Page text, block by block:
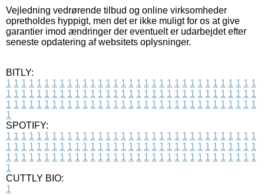
Vejledning vedrørende tilbud og online virksomheder
opretholdes hyppigt, men det er ikke muligt for os at give
garantier imod ændringer der eventuelt er udarbejdet efter
seneste opdatering af websitets oplysninger.
BITLY:
1 1 1 1 1 1 1 1 1 1 1 1 1 1 1 1 1 1 1 1 1 1 1 1 1 1 1 1 1 1 1 1 1
1 1 1 1 1 1 1 1 1 1 1 1 1 1 1 1 1 1 1 1 1 1 1 1 1 1 1 1 1 1 1 1 1
1 1 1 1 1 1 1 1 1 1 1 1 1 1 1 1 1 1 1 1 1 1 1 1 1 1 1 1 1 1 1 1 1
1
SPOTIFY:
1 1 1 1 1 1 1 1 1 1 1 1 1 1 1 1 1 1 1 1 1 1 1 1 1 1 1 1 1 1 1 1 1
1 1 1 1 1 1 1 1 1 1 1 1 1 1 1 1 1 1 1 1 1 1 1 1 1 1 1 1 1 1 1 1 1
1 1 1 1 1 1 1 1 1 1 1 1 1 1 1 1 1 1 1 1 1 1 1 1 1 1 1 1 1 1 1 1 1
1
CUTTLY BIO:
1